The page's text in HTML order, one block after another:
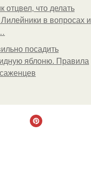
отцвел, что делать
в вопросах и
посадить
яблоню. Правила